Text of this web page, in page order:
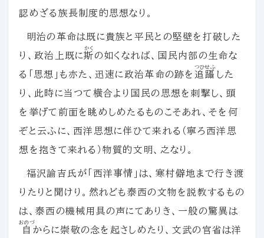
認めざる族長制度的思想なり。
明治の革命は既に貴族と平民との堅壁を打破した
り、政治上既に斯
かく
の如くなれば、国民内部の生命な
る「思想」も亦た、迅速に政治革命の跡を 追躡
つひせふ
した
り、此時に当つて横合より国民の思想を刺撃し、頭
を挙げて前面を眺めしめたるものこそあれ、そを何
ぞと云ふに、西洋思想に伴ひて来れる（寧ろ西洋思
想を抱きて来れる）物質的文明、之なり。
福沢諭吉氏が「西洋事情」は、寒村僻地まで行き渡
りたりと聞けり。然れども泰西の文物を説教するもの
は、泰西の機械用具の声にてありき、一般の驚異は
自
おのづ
からに崇敬の念を起さしめたり、文武の官省は洋